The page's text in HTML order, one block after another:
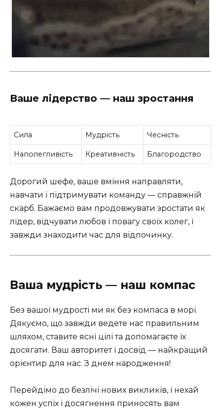
Ваше лідерство — наш зростання
Сила Мудрість Чесність
Наполегливість Креативність Благородство
Дорогий шефе, ваше вміння направляти,
навчати і підтримувати команду — справжній
скарб. Бажаємо вам продовжувати зростати як
лідер, відчувати любов і повагу своїх колег, і
завжди знаходити час для відпочинку.
Ваша мудрість — наш компас
Без вашої мудрості ми як без компаса в морі.
Дякуємо, що завжди ведете нас правильним
шляхом, ставите ясні цілі та допомагаєте їх
досягати. Ваш авторитет і досвід — найкращий
орієнтир для нас. З днем народження!
Перейдімо до безлічі нових викликів, і нехай
кожен успіх і досягнення приносять вам